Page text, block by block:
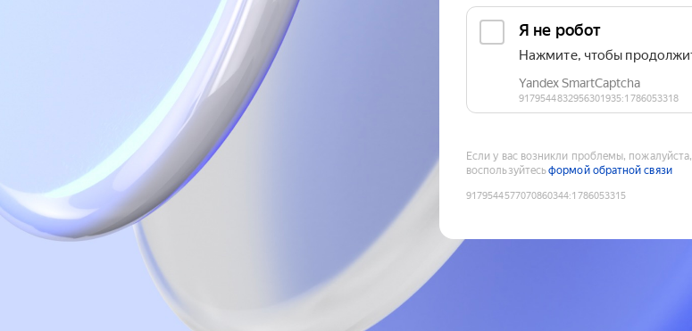
Если у вас возникли проблемы, пожалуйста,
воспользуйтесьформой обратной связи
9179544577070860344:1786053315